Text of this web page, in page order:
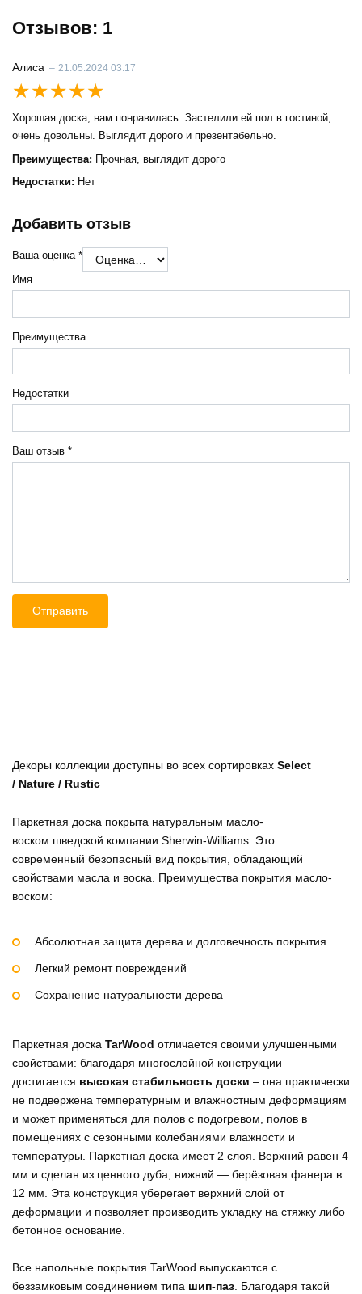
Отзывов: 1
Алиса – 21.05.2024 03:17
Оценка
Хорошая доска, нам понравилась. Застелили ей пол в гостиной,
очень довольны. Выглядит дорого и презентабельно.
Преимущества: Прочная, выглядит дорого
Недостатки: Нет
Добавить отзыв
Ваша оценка *
Ваш отзыв *
Имя
Преимущества
Недостатки
Декоры коллекции доступны во всех сортировках Select
/ Nature / Rustic
Паркетная доска покрыта натуральным масло-
воском шведской компании Sherwin-Williams. Это
современный безопасный вид покрытия, обладающий
свойствами масла и воска. Преимущества покрытия масло-
воском:
Абсолютная защита дерева и долговечность покрытия
Легкий ремонт повреждений
Сохранение натуральности дерева
Паркетная доска TarWood отличается своими улучшенными
свойствами: благодаря многослойной конструкции
достигается высокая стабильность доски – она практически
не подвержена температурным и влажностным деформациям
и может применяться для полов с подогревом, полов в
помещениях с сезонными колебаниями влажности и
температуры. Паркетная доска имеет 2 слоя. Верхний равен 4
мм и сделан из ценного дуба, нижний — берёзовая фанера в
12 мм. Эта конструкция уберегает верхний слой от
деформации и позволяет производить укладку на стяжку либо
бетонное основание.
Все напольные покрытия TarWood выпускаются с
беззамковым соединением типа шип-паз. Благодаря такой